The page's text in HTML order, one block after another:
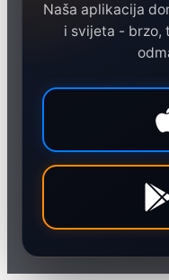
Naša aplikacija
i svijeta - brzo,
Društvo
Marketing